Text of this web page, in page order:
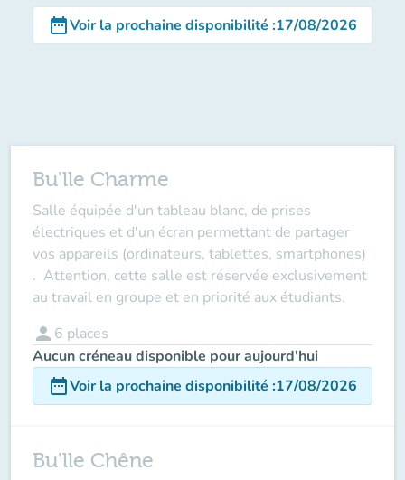
date_rangeVoir la prochaine disponibilité :17/08/2026
Bu'lle Charme
Salle équipée d'un tableau blanc, de prises
électriques et d'un écran permettant de partager
vos appareils (ordinateurs, tablettes, smartphones)
. Attention, cette salle est réservée exclusivement
au travail en groupe et en priorité aux étudiants.
person 6 places
Aucun créneau disponible pour aujourd'hui
date_rangeVoir la prochaine disponibilité :17/08/2026
Bu'lle Chêne